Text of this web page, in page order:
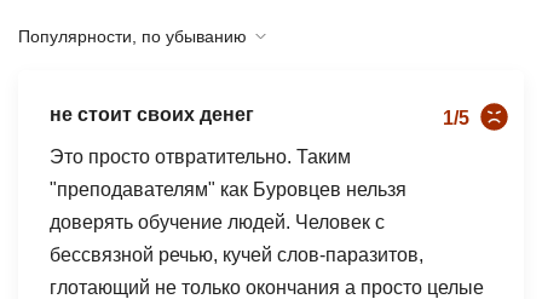
Популярности, по убыванию
не стоит своих денег
1/5
Это просто отвратительно. Таким
"преподавателям" как Буровцев нельзя
доверять обучение людей. Человек с
бессвязной речью, кучей слов-паразитов,
глотающий не только окончания а просто целые